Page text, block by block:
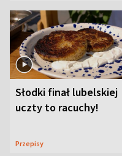
Słodki finał lubelskiej
uczty to racuchy!
Przepisy